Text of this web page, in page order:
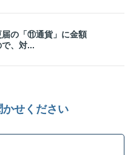
届の「⑪通貨」に金額
、対...
かせください